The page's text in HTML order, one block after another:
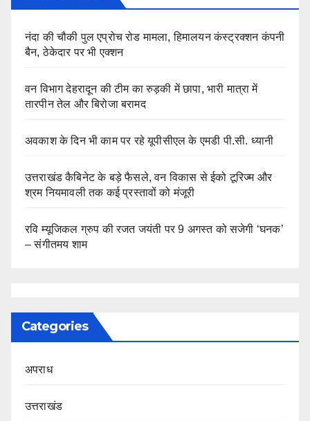
नंदा की चौकी पुल एप्रोच रोड मामला, हिमालयन कंस्ट्रक्शन कंपनी
बैन, ठेकेदार पर भी एक्शन
वन विभाग देहरादून की टीम का रुड़की में छापा, भारी मात्रा में
तारपीन तेल और बिरोजा बरामद
अवकाश के दिन भी काम पर रहे यूपीसीएल के एमडी पी.सी. ध्यानी
उत्तराखंड कैबिनेट के बड़े फैसले, वन विकास से ईको टूरिज्म और
श्रम नियमावली तक कई प्रस्तावों को मंजूरी
रवि म्यूजिकल ग्रुप की रजत जयंती पर 9 अगस्त को सजेगी ‘घनक’
– संगीतमय शाम
Categories
अपराध
उत्तराखंड